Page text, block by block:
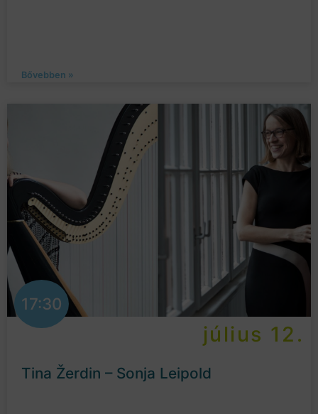
Bővebben »
17:30
július 12.
Tina Žerdin – Sonja Leipold